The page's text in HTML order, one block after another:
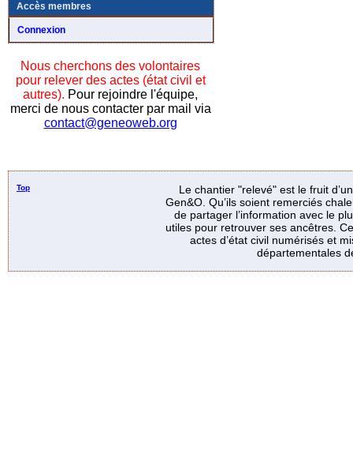
Accès membres
Connexion
Nous cherchons des volontaires
pour relever des actes (état civil et
autres). Pour rejoindre l'équipe,
merci de nous contacter par mail via
contact@geneoweb.org
Top
Le chantier "relevé" est le fruit
Gen&O. Qu’ils soient remerciés
de partager l’information avec le
utiles pour retrouver ses ancêtres.
actes d’état civil numérisés et
départementales